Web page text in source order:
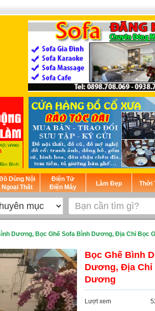
Dùng Nội
Ngoại Thất
Điện Tử
Điện Máy
Làm Đẹp Thời
Dương, Bọc Ghế Sofa Bình Dương, Địa Chỉ Bọc
Bọc Ghế Bình
Dương, Địa Chỉ
Dương
Lượt xem